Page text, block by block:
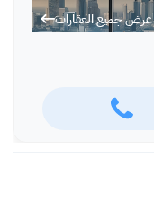
عرض جميع العقارات